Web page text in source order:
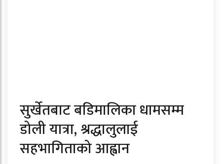
सुर्खेतबाट बडिमालिका धामसम्म
डोली यात्रा, श्रद्धालुलाई
सहभागिताको आह्वान